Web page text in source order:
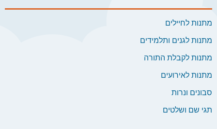
מתנות לחיילים
מתנות לגנים ותלמידים
מתנות לקבלת התורה
מתנות לאירועים
סבונים ונרות
תגי שם ושלטים